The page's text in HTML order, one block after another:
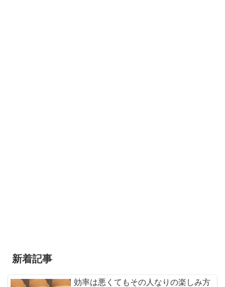
新着記事
効率は悪くてもその人なりの楽しみ方